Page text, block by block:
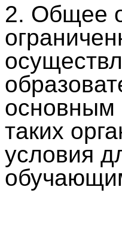
2. Общее
основным
таких
условия